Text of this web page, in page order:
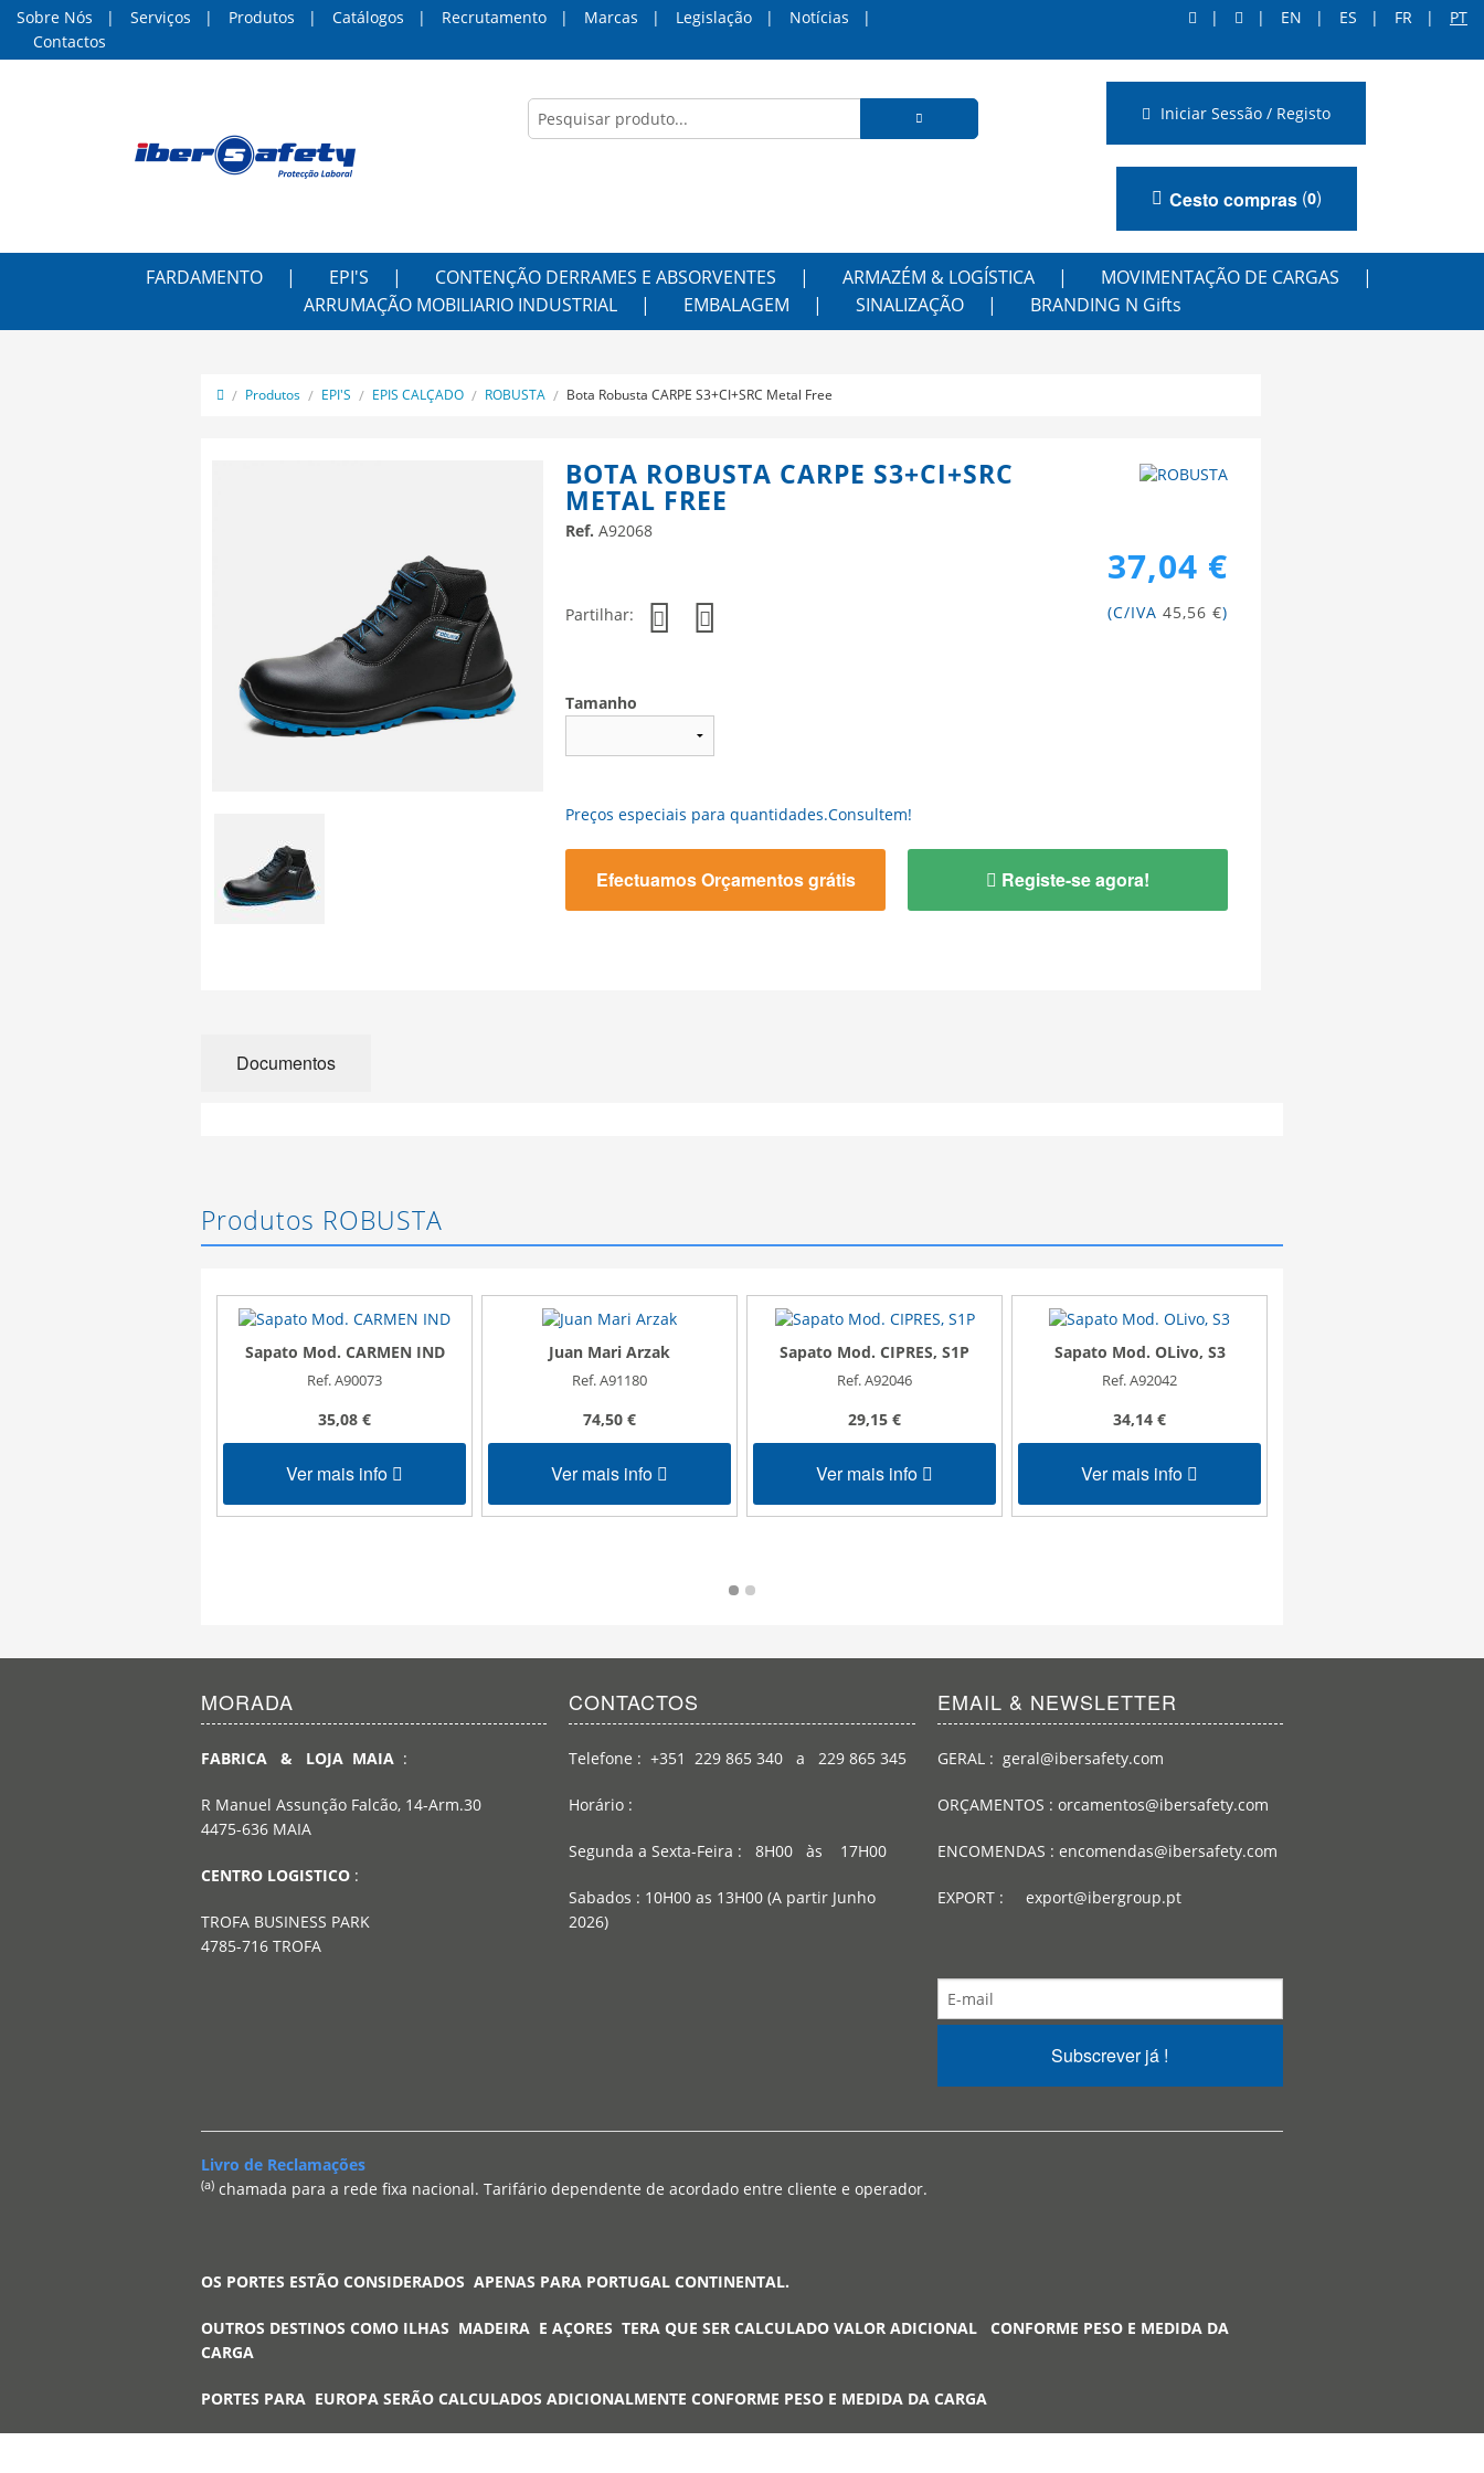
Sobre Nós Serviços Produtos Catálogos Recrutamento Marcas Legislação
Notícias
Contactos
EN ES FR PT
Iniciar Sessão / Registo
Cesto compras(0)
FARDAMENTO EPI'S CONTENÇÃO DERRAMES E ABSORVENTES ARMAZÉM & LOGÍSTICA
MOVIMENTAÇÃO DE CARGAS
ARRUMAÇÃO MOBILIARIO INDUSTRIAL
EMBALAGEM SINALIZAÇÃO BRANDING N Gifts
Produtos EPI'S EPIS CALÇADO ROBUSTA Bota Robusta CARPE S3+CI+SRC Metal Free
BOTA ROBUSTA CARPE S3+CI+SRC
METAL FREE
Ref. A92068
37,04 €
(C/IVA 45,56 €)
Partilhar:
Tamanho
Preços especiais para quantidades.Consultem!
Efectuamos Orçamentos grátis Registe-se agora!
Documentos
Produtos ROBUSTA
Sapato Mod. CARMEN IND
Ref. A90073
35,08 €
Ver mais info
Juan Mari Arzak
Ref. A91180
74,50 €
Ver mais info
Sapato Mod. CIPRES, S1P
Ref. A92046
29,15 €
Ver mais info
Sapato Mod. OLivo, S3
Ref. A92042
34,14 €
Ver mais info
MORADA
FABRICA & LOJA MAIA :
R Manuel Assunção Falcão, 14-Arm.30
4475-636 MAIA
CENTRO LOGISTICO :
TROFA BUSINESS PARK
4785-716 TROFA
CONTACTOS
Telefone : +351 229 865 340 a 229 865 345
Horário :
Segunda a Sexta-Feira : 8H00 às 17H00
Sabados : 10H00 as 13H00 (A partir Junho
2026)
EMAIL & NEWSLETTER
GERAL : geral@ibersafety.com
ORÇAMENTOS : orcamentos@ibersafety.com
ENCOMENDAS : encomendas@ibersafety.com
EXPORT : export@ibergroup.pt
Subscrever já !
Livro de Reclamações
(a) chamada para a rede fixa nacional. Tarifário dependente de acordado entre cliente e operador.
OS PORTES ESTÃO CONSIDERADOS APENAS PARA PORTUGAL CONTINENTAL.
OUTROS DESTINOS COMO ILHAS MADEIRA E AÇORES TERA QUE SER CALCULADO VALOR ADICIONAL CONFORME PESO E MEDIDA DA
CARGA
PORTES PARA EUROPA SERÃO CALCULADOS ADICIONALMENTE CONFORME PESO E MEDIDA DA CARGA